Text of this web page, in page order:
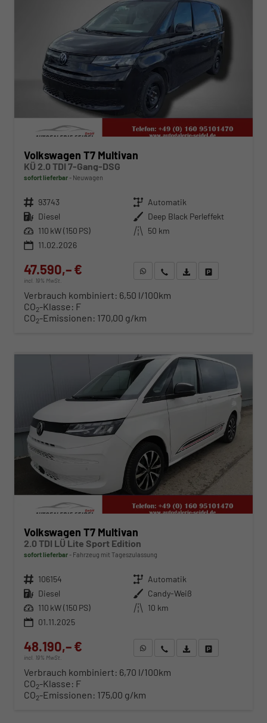
Volkswagen T7 Multivan
KÜ 2.0 TDI 7-Gang-DSG
sofort lieferbar Neuwagen
Fahrzeugnr. 93743 Getriebe Automatik
Kraftstoff Diesel Außenfarbe Deep Black Perleffekt
Leistung 110 kW (150 PS) Kilometerstand 50 km
11.02.2026
47.590,– €
incl. 19% MwSt.
WhatsApp anfragen
Wir rufen Sie anFahrzeugexposé (PDF)
Verbrauch kombiniert: 6,50 l/100km
CO2-Klasse: F
CO2-Emissionen: 170,00 g/km
Volkswagen T7 Multivan
2.0 TDI LÜ Lite Sport Edition
sofort lieferbar Fahrzeug mit Tageszulassung
Fahrzeugnr. 106154 Getriebe Automatik
Kraftstoff Diesel Außenfarbe Candy-Weiß
Leistung 110 kW (150 PS) Kilometerstand 10 km
01.11.2025
48.190,– €
incl. 19% MwSt.
WhatsApp anfragen
Wir rufen Sie anFahrzeugexposé (PDF)
Verbrauch kombiniert: 6,70 l/100km
CO2-Klasse: F
CO2-Emissionen: 175,00 g/km